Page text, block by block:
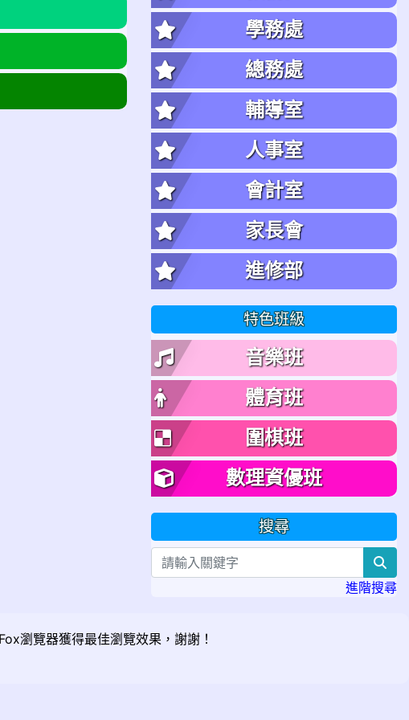
學務處
總務處
輔導室
人事室
會計室
家長會
進修部
特色班級
音樂班
體育班
圍棋班
數理資優班
搜尋
進階搜尋
瀏覽器獲得最佳瀏覽效果，謝謝！